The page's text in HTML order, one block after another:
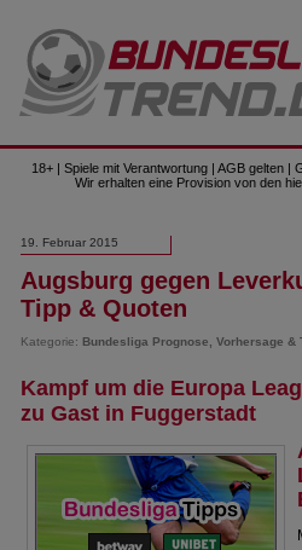
18+ | Spiele mit Verantwortung | AGB gelten |
Wir erhalten eine Provision von den
19. Februar 2015
Augsburg gegen
Tipp & Quoten
Kategorie: Bundesliga Prognose, Vorhersage &
Kampf um die Europa
zu Gast in Fuggerstadt